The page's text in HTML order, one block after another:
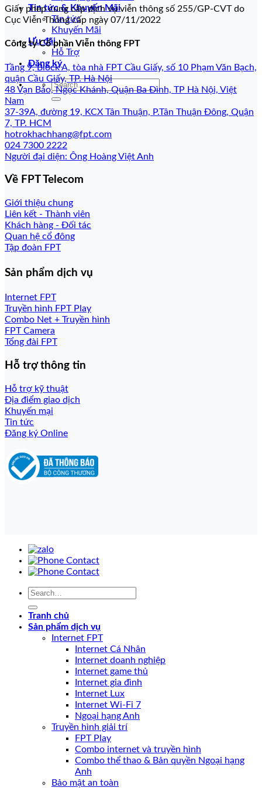
Tin tức & Khuyến Mãi
Tin tức
Khuyến Mãi
Ưu đãi
Hỗ Trợ
Đăng ký
Giấy phép cung cấp dịch vụ viễn thông số 255/GP-CVT do
Cục Viễn Thông cấp ngày 07/11/2022
Công ty Cổ phần Viễn thông FPT
Tầng 9, Block A, tòa nhà FPT Cầu Giấy, số 10 Phạm Văn Bạch,
quận Cầu Giấy, TP. Hà Nội
48 Vạn Bảo, Ngọc Khánh, Quận Ba Đình, TP Hà Nội, Việt
Nam
37-39A, đường 19, KCX Tân Thuận, P.Tân Thuận Đông, Quận
7, TP. HCM
hotrokhachhang@fpt.com
024 7300 2222
Người đại diện: Ông Hoàng Việt Anh
Về FPT Telecom
Giới thiệu chung
Liên kết - Thành viên
Khách hàng - Đối tác
Quan hệ cổ đông
Tập đoàn FPT
Sản phẩm dịch vụ
Internet FPT
Truyền hình FPT Play
Combo Net + Truyền hình
FPT Camera
Tổng đài FPT
Hỗ trợ thông tin
Hỗ trợ kỹ thuật
Địa điểm giao dịch
Khuyến mại
Tin tức
Đăng ký Online
Tranh chủ
Sản phẩm dịch vụ
Internet FPT
Internet Cá Nhân
Internet doanh nghiệp
Internet game thủ
Internet gia đình
Internet Lux
Internet Wi-Fi 7
Ngoại hạng Anh
Truyền hình giải trí
FPT Play
Combo internet và truyền hình
Combo thể thao & Bản quyền Ngoại hạng
Anh
Bảo mật an toàn